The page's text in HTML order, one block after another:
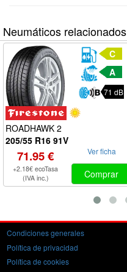
Neumáticos relacionados
C
A
71 dB
ROADHAWK 2
205/55 R16 91V
71.95 €
+2.18€ ecoTasa
(IVA inc.)
Ver ficha
Comprar
Condiciones generales
Política de privacidad
Política de cookies